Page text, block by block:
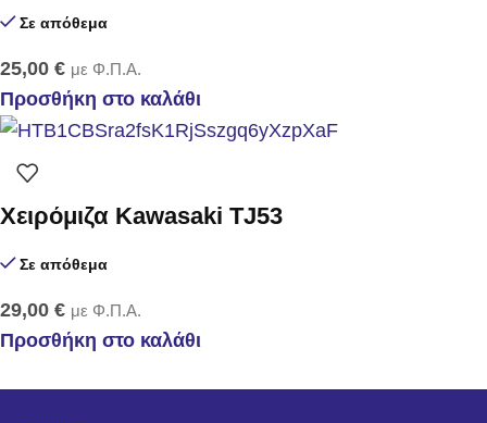
Σε απόθεμα
25,00 € με Φ.Π.Α.
Προσθήκη στο καλάθι
Χειρόμιζα Kawasaki TJ53
Σε απόθεμα
29,00 € με Φ.Π.Α.
Προσθήκη στο καλάθι